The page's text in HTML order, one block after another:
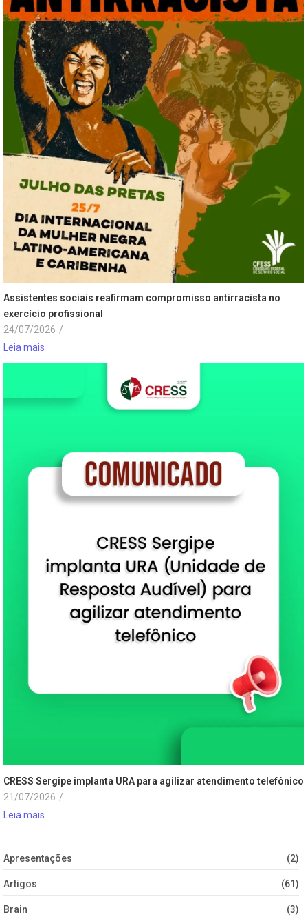
Assistentes sociais reafirmam compromisso antirracista no
exercício profissional
24/07/2026 /
Leia mais
CRESS Sergipe implanta URA para agilizar atendimento telefônico
21/07/2026 /
Leia mais
Apresentações (2)
Artigos (61)
Brain (3)